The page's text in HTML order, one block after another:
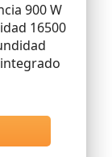
900 W
16500